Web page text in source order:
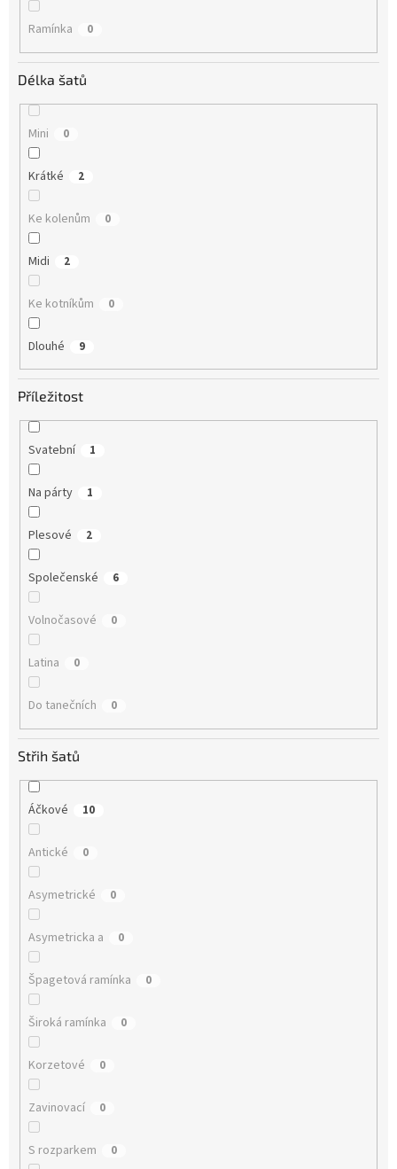
Ramínka 0
Délka šatů
Mini 0
Krátké 2
Ke kolenům 0
Midi 2
Ke kotníkům 0
Dlouhé 9
Příležitost
Svatební 1
Na párty 1
Plesové 2
Společenské 6
Volnočasové 0
Latina 0
Do tanečních 0
Střih šatů
Áčkové 10
Antické 0
Asymetrické 0
Asymetricka a 0
Špagetová ramínka 0
Široká ramínka 0
Korzetové 0
Zavinovací 0
S rozparkem 0